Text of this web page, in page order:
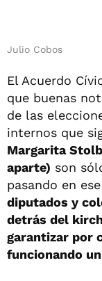
Julio Cobos
El Acuerdo
que buenas
de las
internos que
Margarita
aparte) son
pasando en
diputados y
detrás del
garantizar por
funcionando